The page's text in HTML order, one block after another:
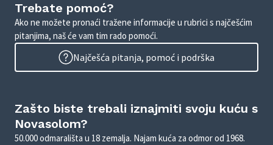
Trebate pomoć?
Ako ne možete pronaći tražene informacije u rubrici s najčešćim
pitanjima, naš će vam tim rado pomoći.
Najčešća pitanja, pomoć i podrška
Zašto biste trebali iznajmiti svoju kuću s
Novasolom?
50.000 odmarališta u 18 zemalja. Najam kuća za odmor od 1968.